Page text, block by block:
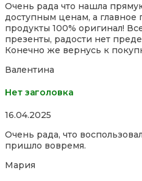
out
of
5
Очень рада что нашла
доступным ценам, а главное
продукты 100% оригинал!
презенты, радости нет
Конечно же вернусь к
Валентина
Нет заголовка
Rated
out
of
16.04.2025
Очень рада, что
пришло вовремя.
Мария